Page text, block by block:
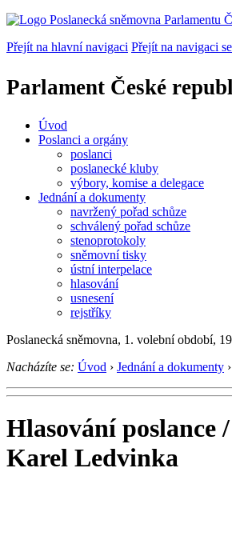
Přejít na hlavní navigaci Přejít na navigaci
Parlament České
Úvod
Poslanci a orgány
poslanci
poslanecké kluby
výbory, komise a delegace
Jednání a dokumenty
navržený pořad schůze
schválený pořad schůze
stenoprotokoly
sněmovní tisky
ústní interpelace
hlasování
usnesení
rejstříky
Poslanecká sněmovna, 1. volební období,
Nacházíte se: Úvod › Jednání a dokumenty ›
Hlasování poslance
Karel Ledvinka